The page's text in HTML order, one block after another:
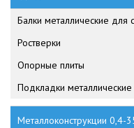
Балки металлические
Ростверки
Опорные плиты
Подкладки металлические
Металлоконструкции 0,4-